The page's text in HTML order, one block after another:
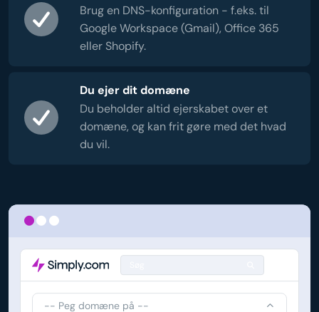
Brug en DNS-konfiguration - f.eks. til
Google Workspace (Gmail), Office 365
eller Shopify.
Du ejer dit domæne
Du beholder altid ejerskabet over et
domæne, og kan frit gøre med det hvad
du vil.
-- Peg domæne på --